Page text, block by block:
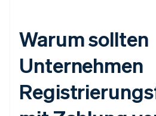
Warum sollten
Unternehmen